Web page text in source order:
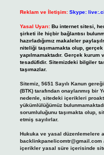
Reklam ve İletişim: Skype:
Yasal Uyarı: Bu internet sitesi,
şirketi ile hiçbir bağlantısı
hazırladığımız makaleler
niteliği taşımamakta olup,
yapılmamaktadır. Gerçek
tesadüfidir. Sitemizdeki bilgiler
taşımazlar.
Sitemiz, 5651 Sayılı Kanun
(BTK) tarafından onaylanmış bir
nedenle, sitedeki içerikleri
yükümlülüğümüz
sorumluluğunu taşımakta olup,
etmiş sayılırlar.
Hukuka ve yasal düzenlemelere
backlinkpanelicomtr@gmail.com
içerikler yasal süre içerisinde